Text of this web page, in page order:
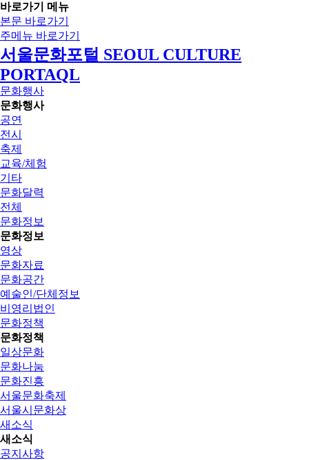
바로가기 메뉴
본문 바로가기
주메뉴 바로가기
서울문화포털 SEOUL CULTURE
PORTAQL
문화행사
문화행사
공연
전시
축제
교육/체험
기타
문화달력
전체
문화정보
문화정보
영상
문화자료
문화공간
예술인/단체정보
비영리법인
문화정책
문화정책
일상문화
문화나눔
문화진흥
서울문화축제
서울시문화상
새소식
새소식
공지사항